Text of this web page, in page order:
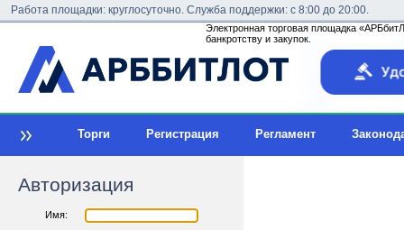
Работа площадки: круглосуточно. Служба поддержки: с 8:00 до 20:00.
Электронная торговая площадка
банкротству и закупок.
Торги Регистрация Регламент
Авторизация
Имя: